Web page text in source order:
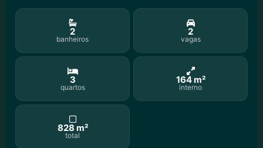
2
banheiros
2
vagas
3
quartos
164 m²
interno
828 m²
total